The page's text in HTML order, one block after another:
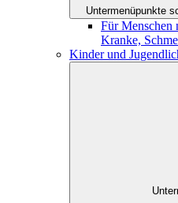
Untermenüpunkte
Für Menschen
Kranke,
Kinder und